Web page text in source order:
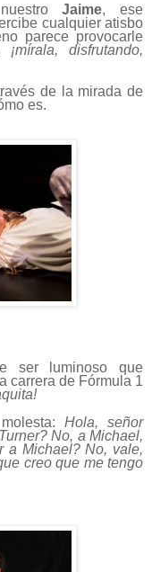
nuestroJaime, ese
cualquier atisbo
parece provocarle
¡mírala, disfrutando,
de la mirada de
es.
ser luminoso que
carrera de Fórmula 1
Hola, señor
No, a Michael,
a Michael? No, vale,
creo que me tengo